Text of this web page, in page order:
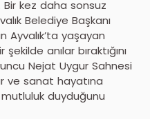
kez daha sonsuz
Belediye Başkanı
Ayvalık’ta yaşayan
anılar bıraktığını
Nejat Uygur Sahnesi
ve sanat hayatına
mutluluk duyduğunu